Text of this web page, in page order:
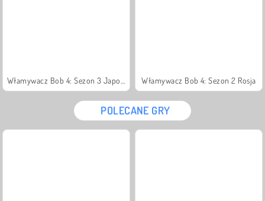
Włamywacz Bob 4: Sezon 2 Rosja
POLECANE GRY